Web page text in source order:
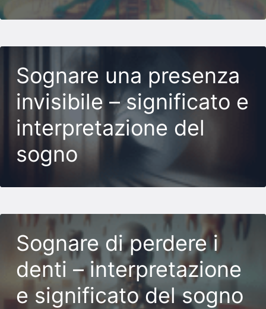
Sognare una presenza
invisibile – significato e
interpretazione del
sogno
Sognare di perdere i
denti – interpretazione
e significato del sogno